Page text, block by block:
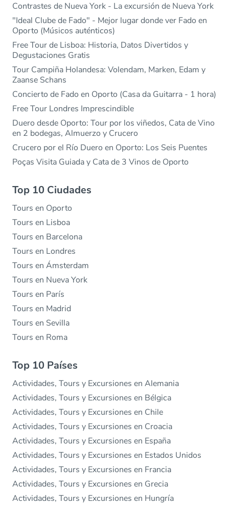
Contrastes de Nueva York - La excursión de Nueva York
"Ideal Clube de Fado" - Mejor lugar donde ver Fado en
Oporto (Músicos auténticos)
Free Tour de Lisboa: Historia, Datos Divertidos y
Degustaciones Gratis
Tour Campiña Holandesa: Volendam, Marken, Edam y
Zaanse Schans
Concierto de Fado en Oporto (Casa da Guitarra - 1 hora)
Free Tour Londres Imprescindible
Duero desde Oporto: Tour por los viñedos, Cata de Vino
en 2 bodegas, Almuerzo y Crucero
Crucero por el Río Duero en Oporto: Los Seis Puentes
Poças Visita Guiada y Cata de 3 Vinos de Oporto
Top 10 Ciudades
Tours en Oporto
Tours en Lisboa
Tours en Barcelona
Tours en Londres
Tours en Ámsterdam
Tours en Nueva York
Tours en París
Tours en Madrid
Tours en Sevilla
Tours en Roma
Top 10 Países
Actividades, Tours y Excursiones en Alemania
Actividades, Tours y Excursiones en Bélgica
Actividades, Tours y Excursiones en Chile
Actividades, Tours y Excursiones en Croacia
Actividades, Tours y Excursiones en España
Actividades, Tours y Excursiones en Estados Unidos
Actividades, Tours y Excursiones en Francia
Actividades, Tours y Excursiones en Grecia
Actividades, Tours y Excursiones en Hungría